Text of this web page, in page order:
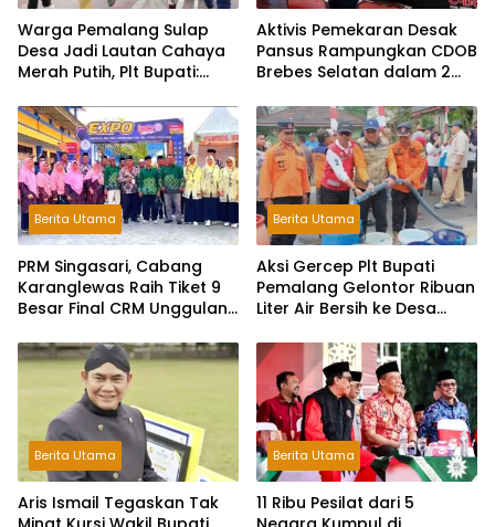
Warga Pemalang Sulap
Desa Jadi Lautan Cahaya
Merah Putih, Plt Bupati:
Aktivis Pemekaran Desak
Pansus Rampungkan CDOB
Brebes Selatan dalam 2
Tritura
Berita Utama
PRM Singasari, Cabang
Karanglewas Raih Tiket 9
Besar Final CRM Unggulan
Berita Utama
Aksi Gercep Plt Bupati
Pemalang Gelontor Ribuan
Liter Air Bersih ke Desa
Berita Utama
Aris Ismail Tegaskan Tak
Berita Utama
11 Ribu Pesilat dari 5